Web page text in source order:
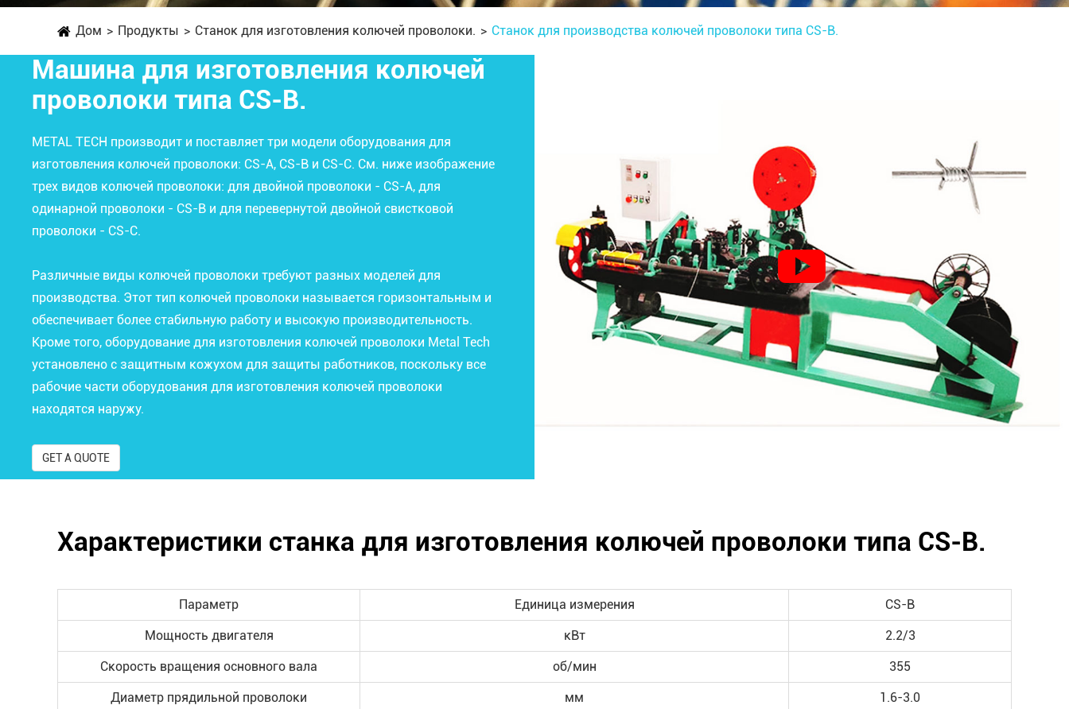
Дом Продукты Станок для изготовления колючей проволоки. Станок для производства колючей проволоки типа CS-B.
Машина для изготовления колючей
проволоки типа CS-B.
METAL TECH производит и поставляет три модели оборудования для
изготовления колючей проволоки: CS-A, CS-B и CS-C. См. ниже изображение
трех видов колючей проволоки: для двойной проволоки - CS-A, для
одинарной проволоки - CS-B и для перевернутой двойной свистковой
проволоки - CS-C.
Различные виды колючей проволоки требуют разных моделей для
производства. Этот тип колючей проволоки называется горизонтальным и
обеспечивает более стабильную работу и высокую производительность.
Кроме того, оборудование для изготовления колючей проволоки Metal Tech
установлено с защитным кожухом для защиты работников, поскольку все
рабочие части оборудования для изготовления колючей проволоки
находятся наружу.
GET A QUOTE

Характеристики станка для изготовления колючей проволоки типа CS-B.
Параметр Единица измерения CS-B
Мощность двигателя кВт 2.2/3
Скорость вращения основного вала об/мин 355
Диаметр прядильной проволоки мм 1.6-3.0